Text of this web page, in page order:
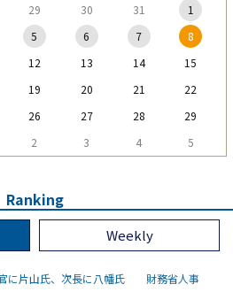
29 30 31
1
5 6 7
8
12 13 14
15
19 20 21
22
26 27 28
29
2 3 4 5
Ranking
Weekly
に片山氏、次長に八幡氏 財務省人事